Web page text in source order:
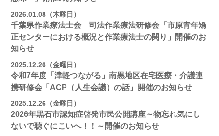
2026.01.08（木曜日）
千葉県作業療法士会 司法作業療法研修会「市原青年矯
正センターにおける概況と作業療法士の関り」開催のお
知らせ
2025.12.26（金曜日）
令和7年度「津軽つながる」南黒地区在宅医療・介護連
携研修会「ACP（人生会議）の話」開催のお知らせ
2025.12.26（金曜日）
2026年黒石市認知症啓発市民公開講座～物忘れ気にし
ないで聴ぐにこいへ！！～開催のお知らせ